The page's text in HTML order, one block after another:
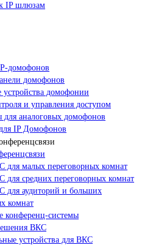
IP шлюзам
домофонов
домофонов
устройства домофонии
и управления доступом
для аналоговых домофонов
IP Домофонов
для малых переговорных комнат
для средних переговорных комнат
для аудиторий и больших
комнат
конференц-системы
ВКС
устройства для ВКС